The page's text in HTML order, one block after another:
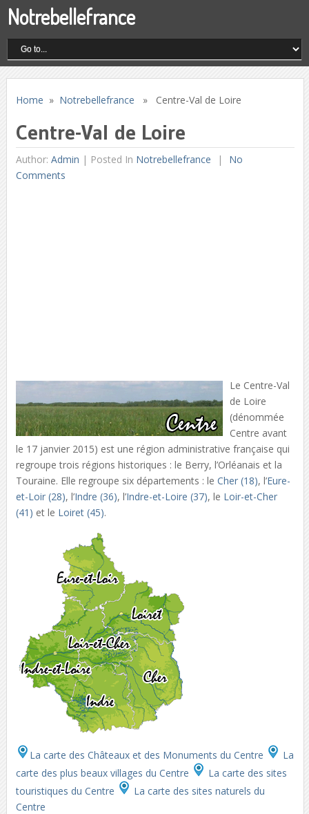
Notrebellefrance
Home » Notrebellefrance » Centre-Val de Loire
Centre-Val de Loire
Author: Admin | Posted In Notrebellefrance
No
Comments
Le Centre-Val
de Loire
(dénommée
Centre avant
le 17 janvier 2015) est une région administrative française qui
regroupe trois régions historiques : le Berry, l’Orléanais et la
Touraine. Elle regroupe six départements : le Cher (18), l’Eure-
et-Loir (28), l’Indre (36), l’Indre-et-Loire (37), le Loir-et-Cher
(41) et le Loiret (45).
La carte des Châteaux et des Monuments du Centre
La
carte des plus beaux villages du Centre
La carte des sites
touristiques du Centre
La carte des sites naturels du
Centre